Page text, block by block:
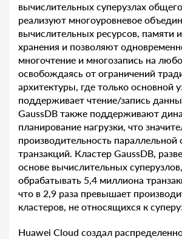
вычислительных суперузлах
реализуют многоуровневое
вычислительных ресурсов, памяти
хранения и позволяют
многочтение и многозапись на
освобождаясь от ограничений
архитектуры, где только основной
поддерживает чтение/запись
GaussDB также поддерживают
планирование нагрузки, что
производительность параллельной
транзакций. Кластер GaussDB,
основе вычислительных
обрабатывать 5,4 миллиона
что в 2,9 раза превышает
кластеров, не относящихся к
Huawei Cloud создал